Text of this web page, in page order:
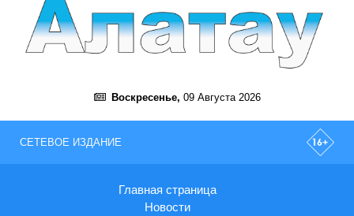
Воскресенье, 09 Августа 2026
СЕТЕВОЕ ИЗДАНИЕ
Главная страница
Новости